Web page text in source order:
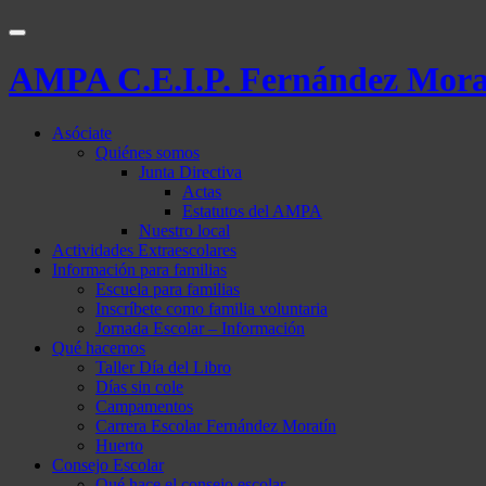
AMPA C.E.I.P. Fernández
Asóciate
Quiénes somos
Junta Directiva
Actas
Estatutos del AMPA
Nuestro local
Actividades Extraescolares
Información para familias
Escuela para familias
Inscríbete como familia voluntaria
Jornada Escolar – Información
Qué hacemos
Taller Día del Libro
Días sin cole
Campamentos
Carrera Escolar Fernández Moratín
Huerto
Consejo Escolar